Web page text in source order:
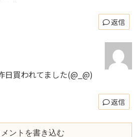
返信
買われてました(@_@)
返信
メントを書き込む